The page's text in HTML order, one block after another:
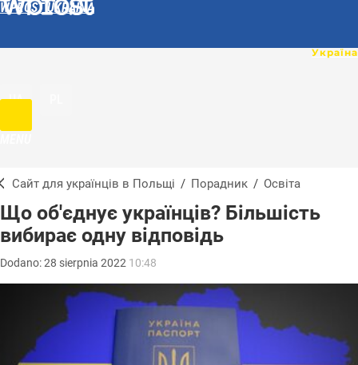
WPROST UKRAINA
UA
Сайт для українців в Польщі / Порадник / Освіта
Що об'єднує українців? Більшість
вибирає одну відповідь
Dodano:28 sierpnia 2022 10:48